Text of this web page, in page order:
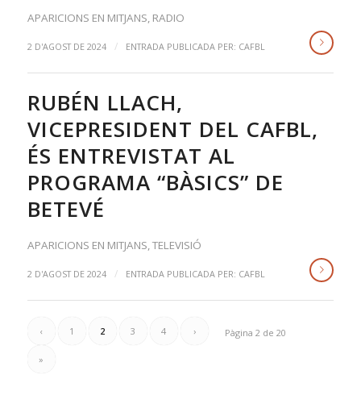
APARICIONS EN MITJANS, RADIO
2 D'AGOST DE 2024 / ENTRADA PUBLICADA PER: CAFBL
RUBÉN LLACH,
VICEPRESIDENT DEL CAFBL,
ÉS ENTREVISTAT AL
PROGRAMA “BÀSICS” DE
BETEVÉ
APARICIONS EN MITJANS,TELEVISIÓ
2 D'AGOST DE 2024 / ENTRADA PUBLICADA PER: CAFBL
Pàgina 2 de 20
‹ 1 2 3 4 ›
»